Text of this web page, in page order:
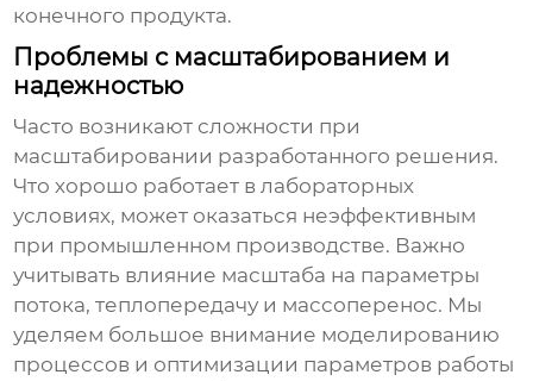
конечного продукта.
Проблемы с масштабированием и
надежностью
Часто возникают сложности при
масштабировании разработанного решения.
Что хорошо работает в лабораторных
условиях, может оказаться неэффективным
при промышленном производстве. Важно
учитывать влияние масштаба на параметры
потока, теплопередачу и массоперенос. Мы
уделяем большое внимание моделированию
процессов и оптимизации параметров работы